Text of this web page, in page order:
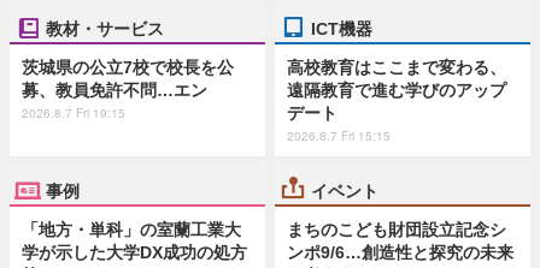
教材・サービス
茨城県の公立7校で校長を公
募、教員免許不問…エン
2026.8.7 Fri 19:15
ICT機器
高校教育はここまで変わる、
遠隔教育で進む学びのアップ
デート
2026.8.7 Fri 15:15
事例
「地方・単科」の室蘭工業大
学が示した大学DX成功の処方
イベント
まちのこども財団設立記念シ
ンポ9/6…創造性と探究の未来